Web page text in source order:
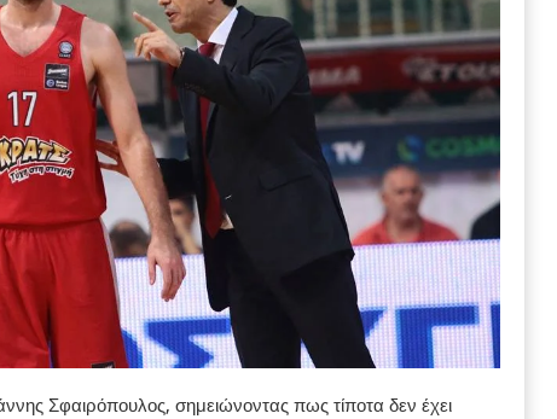
Σφαιρόπουλος, σημειώνοντας πως τίποτα δεν έχει